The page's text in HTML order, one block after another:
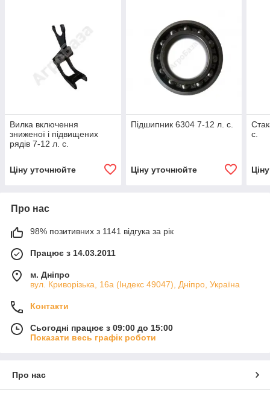
Вилка включення
зниженої і підвищених
рядів 7-12 л. с.
Ціну уточнюйте
Підшипник 6304 7-12 л. с.
Ціну уточнюйте
с.
Про нас
98% позитивних з 1141 відгука за рік
Працює з 14.03.2011
м. Дніпро
вул. Криворізька, 16а (Індекс 49047), Дніпро, Україна
Контакти
Сьогодні працює з 09:00 до 15:00
Показати весь графік роботи
Про нас